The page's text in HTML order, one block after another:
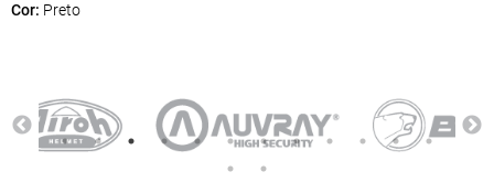
Cor: Preto